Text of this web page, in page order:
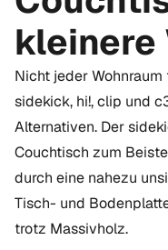
kleinere
Nicht jeder
sidekick, hi!, clip und
Alternativen. Der
Couchtisch zum
durch eine nahezu
Tisch- und
trotz Massivholz.